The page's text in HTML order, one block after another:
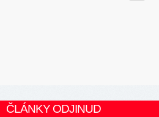
ČLÁNKY ODJINUD